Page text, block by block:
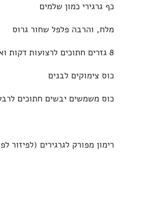
כף גרגירי כמון שלמים
מלח, והרבה פלפל שחור גרוס
8 גזרים חתוכים לרצועות דקות וארוכות
כוס צימוקים לבנים
כוס משמשים יבשים חתוכים
רימון מפורק לגרגירים (לפיזור